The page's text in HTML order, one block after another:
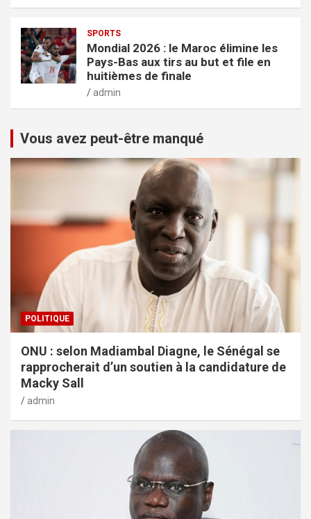
SPORTS
Mondial 2026 : le Maroc élimine les
Pays-Bas aux tirs au but et file en
huitièmes de finale
admin
Vous avez peut-être manqué
POLITIQUE
ONU : selon Madiambal Diagne, le Sénégal se
rapprocherait d’un soutien à la candidature de
Macky Sall
admin